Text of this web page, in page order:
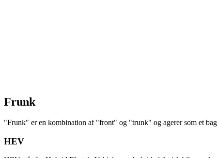
Frunk
"Frunk" er en kombination af "front" og "trunk" og agerer som et
HEV